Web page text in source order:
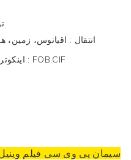
انتقال : اقیانوس، زمین،
: FOB,CIF
سیمان پی وی سی فیلم